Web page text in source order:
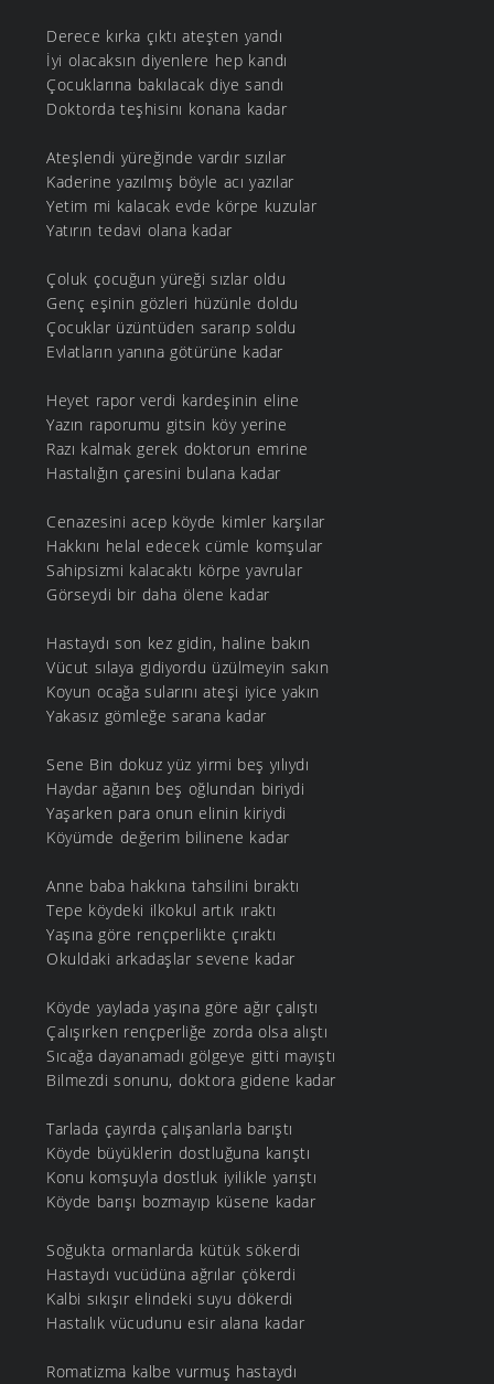
Derece kırka çıktı ateşten yandı
İyi olacaksın diyenlere hep kandı
Çocuklarına bakılacak diye sandı
Doktorda teşhisinı konana kadar
Ateşlendi yüreğinde vardır sızılar
Kaderine yazılmış böyle acı yazılar
Yetim mi kalacak evde körpe kuzular
Yatırın tedavi olana kadar
Çoluk çocuğun yüreği sızlar oldu
Genç eşinin gözleri hüzünle doldu
Çocuklar üzüntüden sararıp soldu
Evlatların yanına götürüne kadar
Heyet rapor verdi kardeşinin eline
Yazın raporumu gitsin köy yerine
Razı kalmak gerek doktorun emrine
Hastalığın çaresini bulana kadar
Cenazesini acep köyde kimler karşılar
Hakkını helal edecek cümle komşular
Sahipsizmi kalacaktı körpe yavrular
Görseydi bir daha ölene kadar
Hastaydı son kez gidin, haline bakın
Vücut sılaya gidiyordu üzülmeyin sakın
Koyun ocağa sularını ateşi iyice yakın
Yakasız gömleğe sarana kadar
Sene Bin dokuz yüz yirmi beş yılıydı
Haydar ağanın beş oğlundan biriydi
Yaşarken para onun elinin kiriydi
Köyümde değerim bilinene kadar
Anne baba hakkına tahsilini bıraktı
Tepe köydeki ilkokul artık ıraktı
Yaşına göre rençperlikte çıraktı
Okuldaki arkadaşlar sevene kadar
Köyde yaylada yaşına göre ağır çalıştı
Çalışırken rençperliğe zorda olsa alıştı
Sıcağa dayanamadı gölgeye gitti mayıştı
Bilmezdi sonunu, doktora gidene kadar
Tarlada çayırda çalışanlarla barıştı
Köyde büyüklerin dostluğuna karıştı
Konu komşuyla dostluk iyilikle yarıştı
Köyde barışı bozmayıp küsene kadar
Soğukta ormanlarda kütük sökerdi
Hastaydı vucüdüna ağrılar çökerdi
Kalbi sıkışır elindeki suyu dökerdi
Hastalık vücudunu esir alana kadar
Romatizma kalbe vurmuş hastaydı